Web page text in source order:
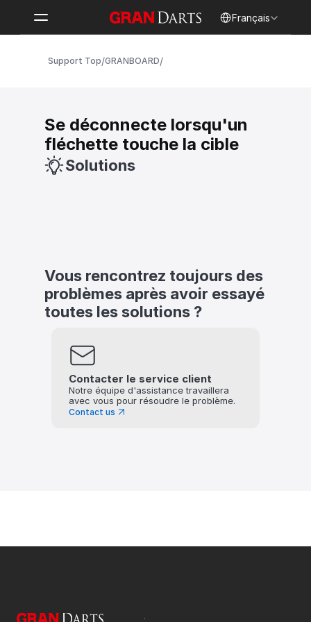
Français
Support Top/GRANBOARD/
Se déconnecte lorsqu'un
fléchette touche la cible
Solutions
Vous rencontrez toujours des
problèmes après avoir essayé
toutes les solutions ?
Contacter le service client
Notre équipe d'assistance travaillera
avec vous pour résoudre le problème.
Contact us